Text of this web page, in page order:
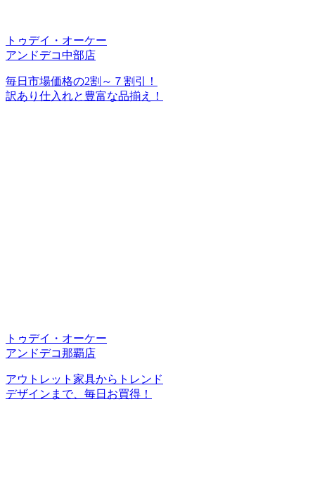
トゥデイ・オーケー
アンドデコ中部店
毎日市場価格の2割～７割引！
訳あり仕入れと豊富な品揃え！
トゥデイ・オーケー
アンドデコ那覇店
アウトレット家具からトレンド
デザインまで、毎日お買得！